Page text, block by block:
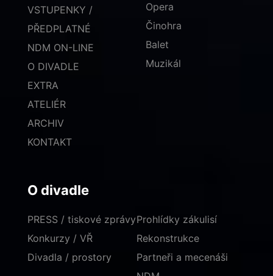
VSTUPENKY /
PŘEDPLATNÉ
NDM ON-LINE
O DIVADLE
EXTRA
ATELIÉR
ARCHIV
KONTAKT
Opera
Činohra
Balet
Muzikál
O divadle
PRESS / tiskové zprávy
Konkurzy / VŘ
Divadla / prostory
Prohlídky zákulisí
Rekonstrukce
Partneři a mecenáši